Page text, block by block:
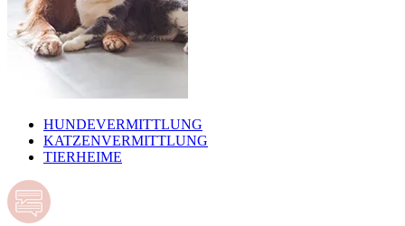
HUNDEVERMITTLUNG
KATZENVERMITTLUNG
TIERHEIME